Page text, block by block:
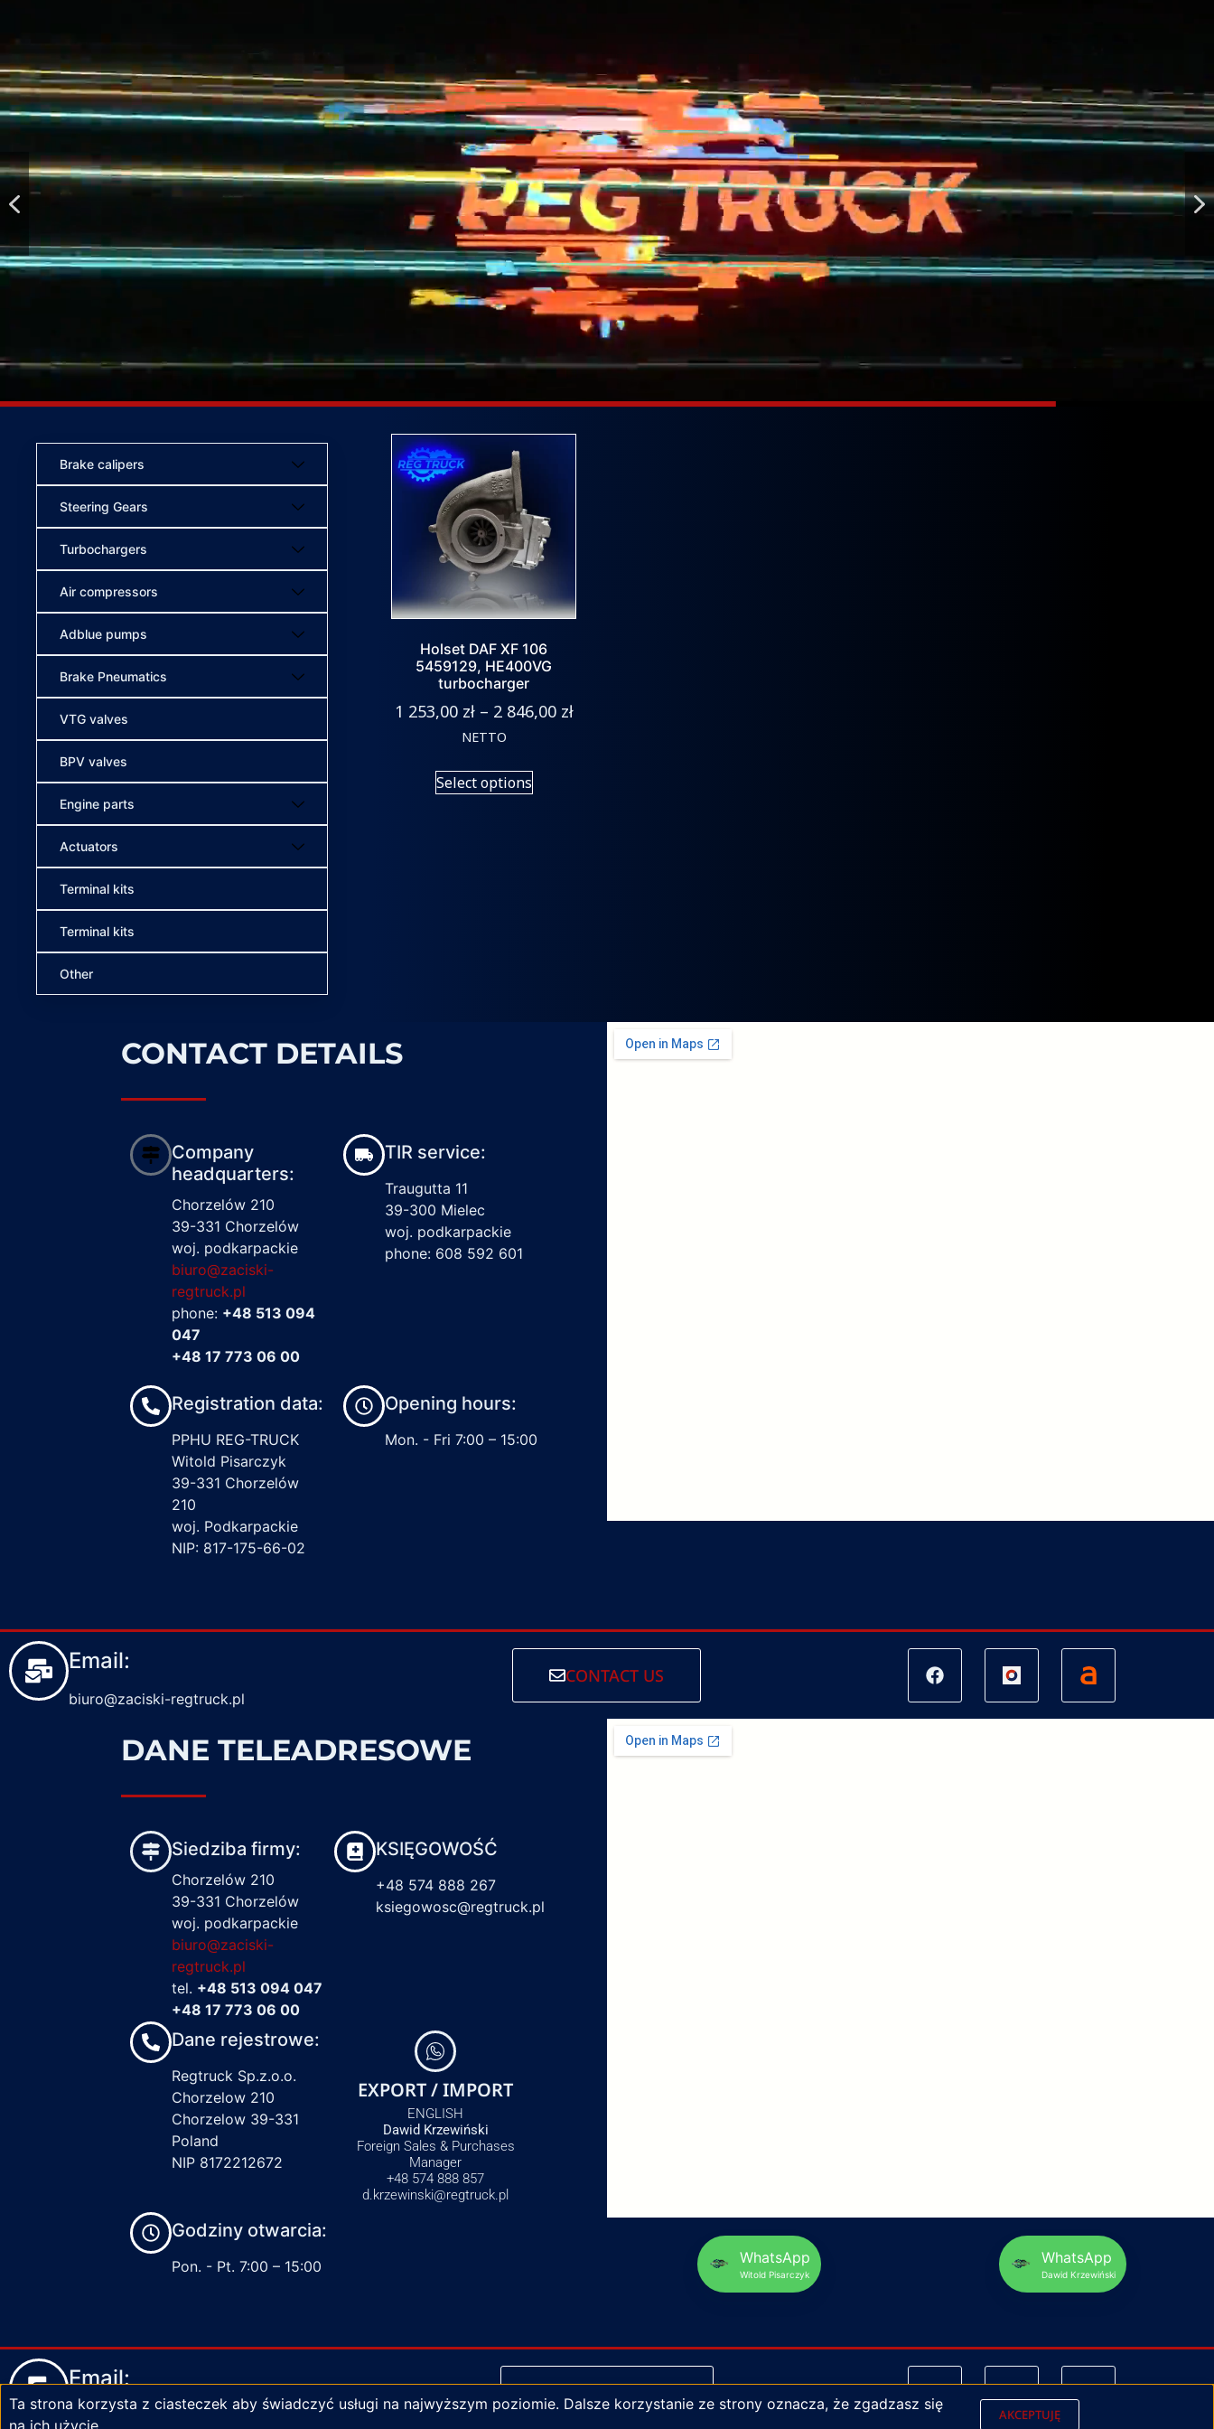
Brake calipers
Steering Gears
Turbochargers
Air compressors
Adblue pumps
Brake Pneumatics
VTG valves
BPV valves
Engine parts
Actuators
Terminal kits
Terminal kits
Other
Holset DAF XF 106
5459129, HE400VG
turbocharger
1 253,00 zł – 2 846,00 zł
NETTO
Select options
CONTACT DETAILS
Company
headquarters:
Chorzelów 210
39-331 Chorzelów
woj. podkarpackie
biuro@zaciski-
regtruck.pl
phone: +48 513 094
047
+48 17 773 06 00
TIR service:
Traugutta 11
39-300 Mielec
woj. podkarpackie
phone: 608 592 601
Registration data:
PPHU REG-TRUCK
Witold Pisarczyk
39-331 Chorzelów
210
woj. Podkarpackie
NIP: 817-175-66-02
Opening hours:
Mon. - Fri 7:00 – 15:00
Email:
biuro@zaciski-regtruck.pl
CONTACT US
DANE TELEADRESOWE
Siedziba firmy:
Chorzelów 210
39-331 Chorzelów
woj. podkarpackie
biuro@zaciski-
regtruck.pl
tel. +48 513 094 047
+48 17 773 06 00
KSIĘGOWOŚĆ
+48 574 888 267
ksiegowosc@regtruck.pl
Dane rejestrowe:
Regtruck Sp.z.o.o.
Chorzelow 210
Chorzelow 39-331
Poland
NIP 8172212672
EXPORT / IMPORT
ENGLISH
Dawid Krzewiński
Foreign Sales & Purchases
Manager
+48 574 888 857
d.krzewinski@regtruck.pl
Godziny otwarcia:
Pon. - Pt. 7:00 – 15:00
WhatsApp
Witold Pisarczyk
WhatsApp
Dawid Krzewiński
Email:
biuro@zaciski-regtruck.pl
NAPISZ DO NAS
Ta strona korzysta z ciasteczek aby świadczyć usługi na najwyższym poziomie. Dalsze korzystanie ze strony oznacza, że zgadzasz się
na ich użycie
AKCEPTUJĘ